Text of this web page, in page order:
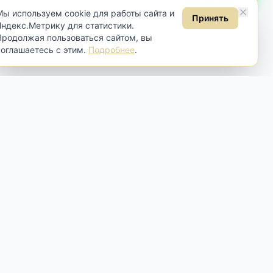
используем cookie для работы сайта и
для статистики.
пользоваться сайтом, вы
с этим. Подробнее.
Принять